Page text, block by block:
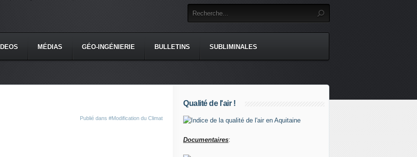
MÉDIAS GÉO-INGÉNIERIE BULLETINS SUBLIMINALES
Publié dans #Modification du Climat
Qualité de l'air !
Documentaires: